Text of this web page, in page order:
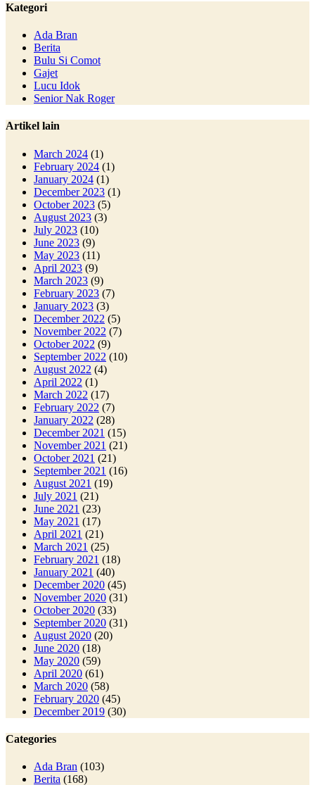
Kategori
Ada Bran
Berita
Bulu Si Comot
Gajet
Lucu Idok
Senior Nak Roger
Artikel lain
March 2024 (1)
February 2024 (1)
January 2024 (1)
December 2023 (1)
October 2023 (5)
August 2023 (3)
July 2023 (10)
June 2023 (9)
May 2023 (11)
April 2023 (9)
March 2023 (9)
February 2023 (7)
January 2023 (3)
December 2022 (5)
November 2022 (7)
October 2022 (9)
September 2022 (10)
August 2022 (4)
April 2022 (1)
March 2022 (17)
February 2022 (7)
January 2022 (28)
December 2021 (15)
November 2021 (21)
October 2021 (21)
September 2021 (16)
August 2021 (19)
July 2021 (21)
June 2021 (23)
May 2021 (17)
April 2021 (21)
March 2021 (25)
February 2021 (18)
January 2021 (40)
December 2020 (45)
November 2020 (31)
October 2020 (33)
September 2020 (31)
August 2020 (20)
June 2020 (18)
May 2020 (59)
April 2020 (61)
March 2020 (58)
February 2020 (45)
December 2019 (30)
Categories
Ada Bran (103)
Berita (168)